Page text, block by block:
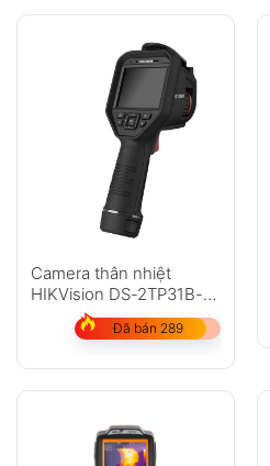
Camera thân nhiệt
HIKVision DS-2TP31B-
3AUF (Dạng cầm tay)
Đã bán 289